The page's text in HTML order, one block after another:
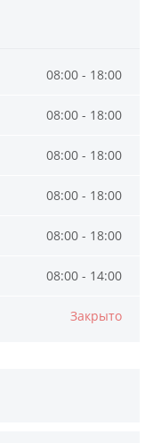
08:00 - 18:00
08:00 - 18:00
08:00 - 18:00
08:00 - 18:00
08:00 - 18:00
08:00 - 14:00
Закрыто